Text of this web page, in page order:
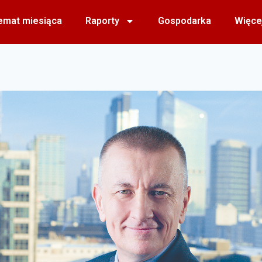
miesiąca Raporty Gospodarka